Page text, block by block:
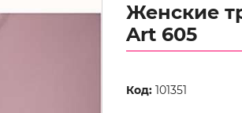
Женские
Art 605
Код: 101351